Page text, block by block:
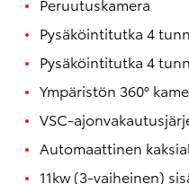
Peruutuskamera
Pysäköintitutka 4
Pysäköintitutka 4
Ympäristön 360°
VSC-
Automaattinen
11kw (3-vaiheinen)